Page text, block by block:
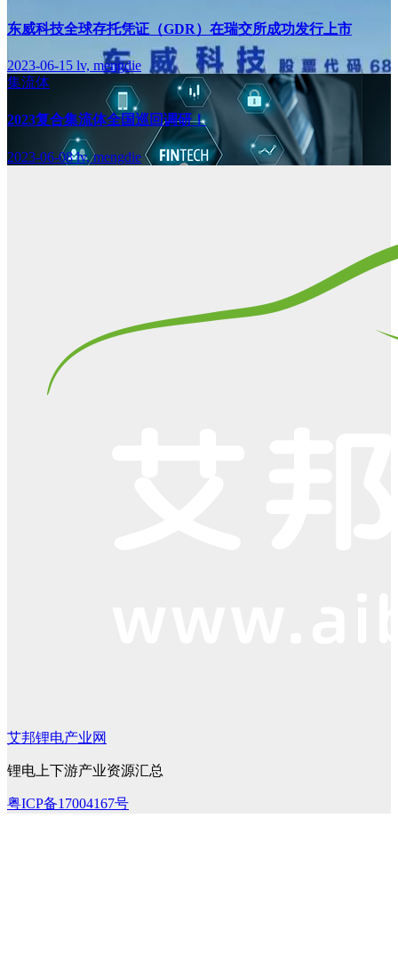
东威科技全球存托凭证（GDR）在瑞交所成功发行上市
2023-06-15 lv, mengdie
集流体
2023复合集流体全国巡回调研！
2023-06-08lv, mengdie
艾邦锂电产业网
锂电上下游产业资源汇总
粤ICP备17004167号